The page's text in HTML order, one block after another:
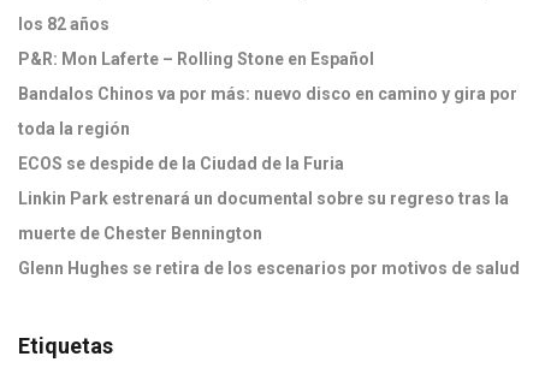
los 82 años
P&R: Mon Laferte – Rolling Stone en Español
Bandalos Chinos va por más: nuevo disco en camino y gira por
toda la región
ECOS se despide de la Ciudad de la Furia
Linkin Park estrenará un documental sobre su regreso tras la
muerte de Chester Bennington
Glenn Hughes se retira de los escenarios por motivos de salud
Etiquetas